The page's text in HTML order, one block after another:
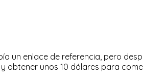
un enlace de referencia, pero
obtener unos 10 dólares para